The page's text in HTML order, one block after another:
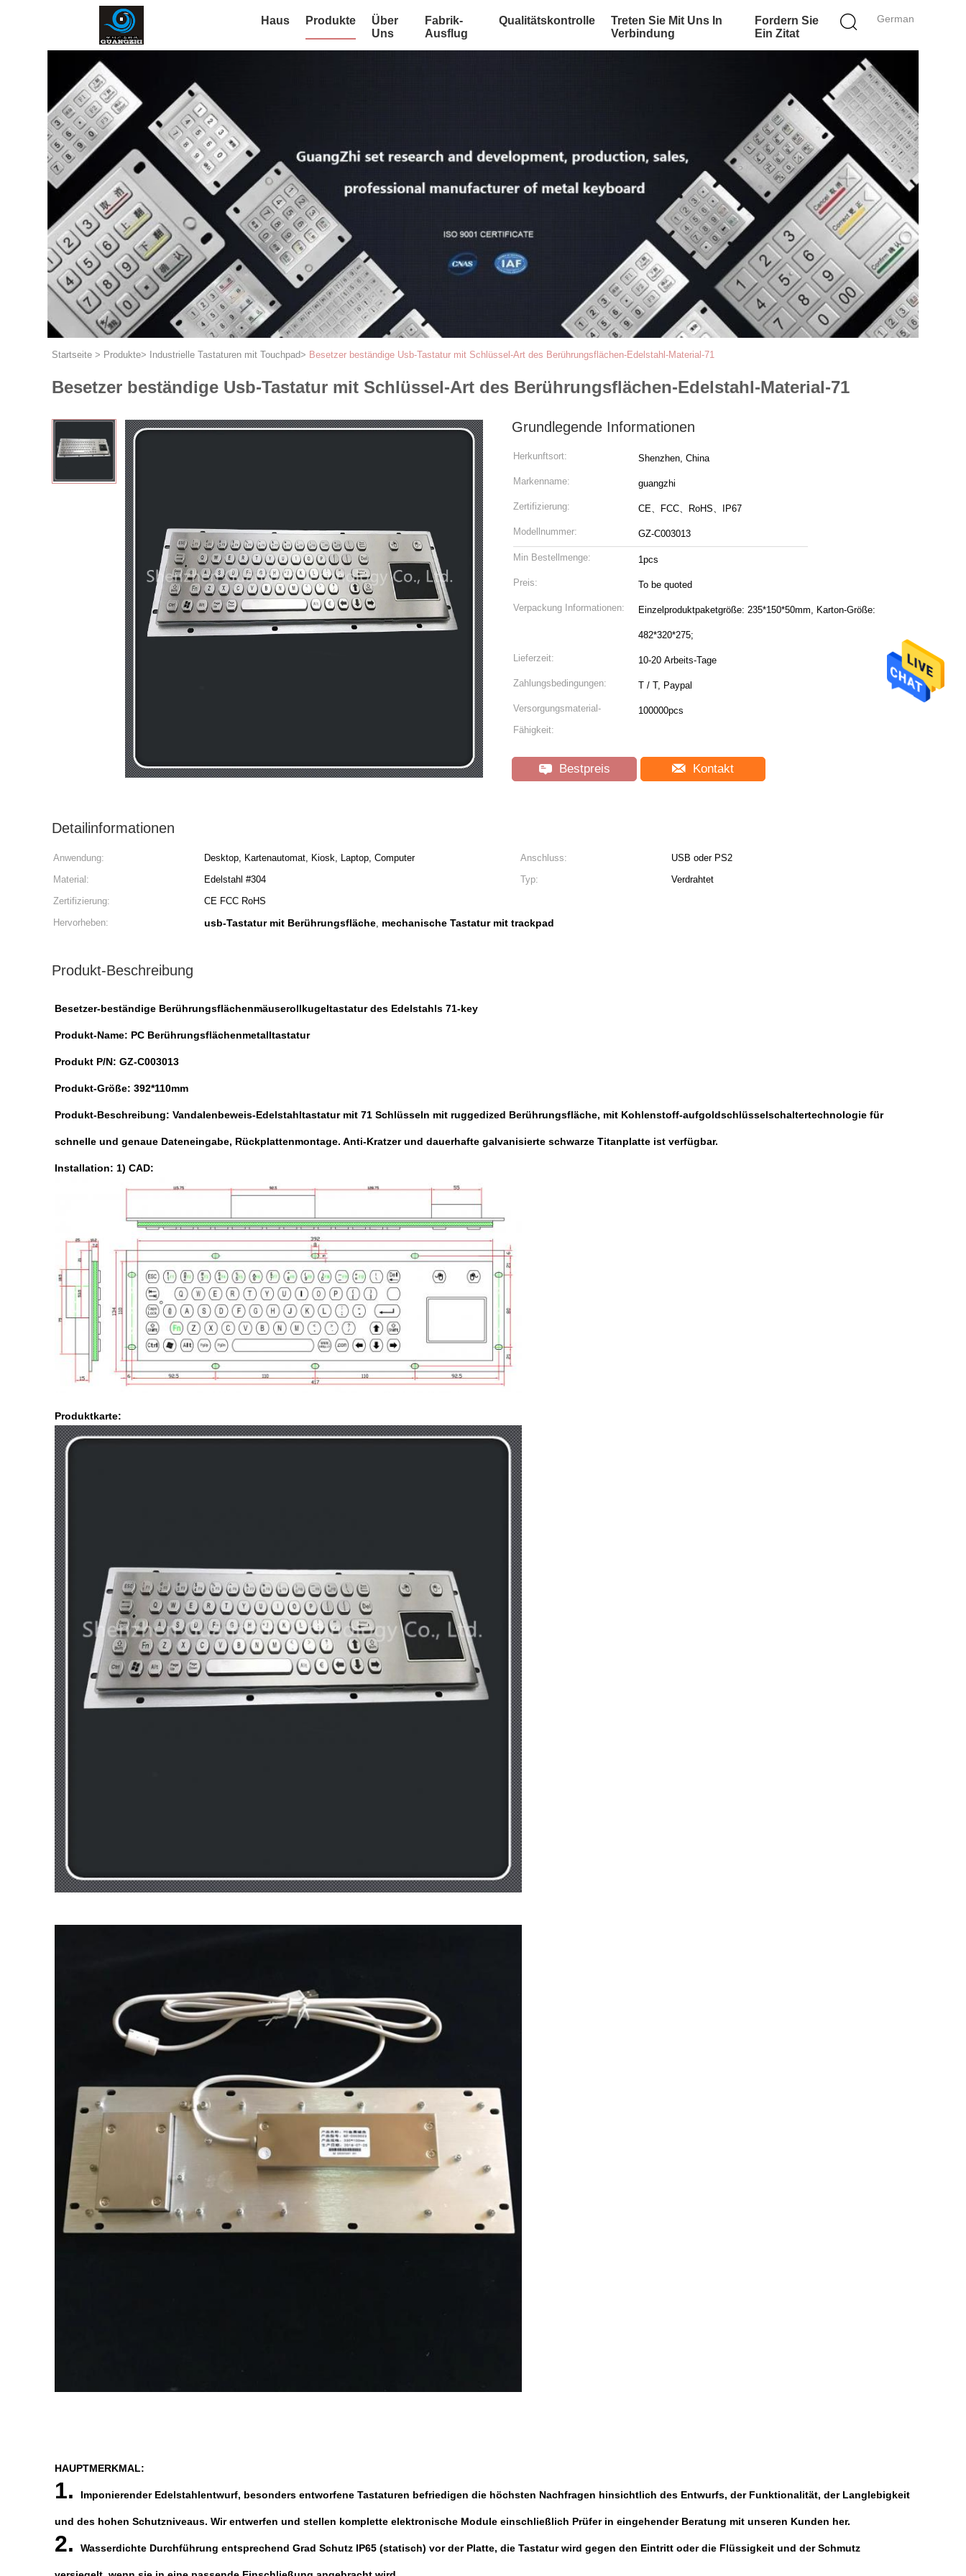
German
Haus Produkte
Über
Uns
Fabrik-
Ausflug
Qualitätskontrolle
Treten Sie Mit Uns In
Verbindung
Fordern Sie
Ein Zitat
Startseite > Produkte> Industrielle Tastaturen mit Touchpad> Besetzer beständige Usb-Tastatur mit Schlüssel-Art des Berührungsflächen-Edelstahl-Material-71
Besetzer beständige Usb-Tastatur mit Schlüssel-Art des Berührungsflächen-Edelstahl-Material-71
Grundlegende Informationen
Herkunftsort: Shenzhen, China
Markenname: guangzhi
Zertifizierung: CE、FCC、RoHS、IP67
Modellnummer: GZ-C003013
Min Bestellmenge: 1pcs
Preis: To be quoted
Verpackung Informationen: Einzelproduktpaketgröße: 235*150*50mm, Karton-Größe:
482*320*275;
Lieferzeit: 10-20 Arbeits-Tage
Zahlungsbedingungen: T / T, Paypal
Versorgungsmaterial-
Fähigkeit:
100000pcs
Bestpreis Kontakt
Detailinformationen
Anwendung: Desktop, Kartenautomat, Kiosk, Laptop, Computer Anschluss:
USB oder PS2
Material:
Edelstahl #304 Typ:
Verdrahtet
Zertifizierung:
CE FCC RoHS
Hervorheben:
usb-Tastatur mit Berührungsfläche, mechanische Tastatur mit trackpad
Produkt-Beschreibung
Besetzer-beständige Berührungsflächenmäuserollkugeltastatur des Edelstahls 71-key
Produkt-Name: PC Berührungsflächenmetalltastatur
Produkt P/N: GZ-C003013
Produkt-Größe: 392*110mm
Produkt-Beschreibung: Vandalenbeweis-Edelstahltastatur mit 71 Schlüsseln mit ruggedized Berührungsfläche, mit Kohlenstoff-aufgoldschlüsselschaltertechnologie für
schnelle und genaue Dateneingabe, Rückplattenmontage. Anti-Kratzer und dauerhafte galvanisierte schwarze Titanplatte ist verfügbar.
Installation: 1) CAD:
Produktkarte:
HAUPTMERKMAL:
1. Imponierender Edelstahlentwurf, besonders entworfene Tastaturen befriedigen die höchsten Nachfragen hinsichtlich des Entwurfs, der Funktionalität, der Langlebigkeit
und des hohen Schutzniveaus. Wir entwerfen und stellen komplette elektronische Module einschließlich Prüfer in eingehender Beratung mit unseren Kunden her.
2. Wasserdichte Durchführung entsprechend Grad Schutz IP65 (statisch) vor der Platte, die Tastatur wird gegen den Eintritt oder die Flüssigkeit und der Schmutz